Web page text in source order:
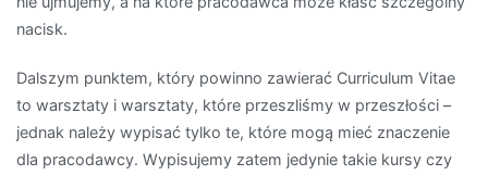
nacisk.
Dalszym punktem, który powinno zawierać Curriculum Vitae
to warsztaty i warsztaty, które przeszliśmy w przeszłości –
jednak należy wypisać tylko te, które mogą mieć znaczenie
dla pracodawcy. Wypisujemy zatem jedynie takie kursy czy